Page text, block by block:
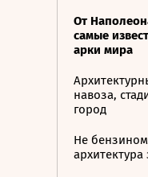
От
самые
арки мира
навоза,
город
Не